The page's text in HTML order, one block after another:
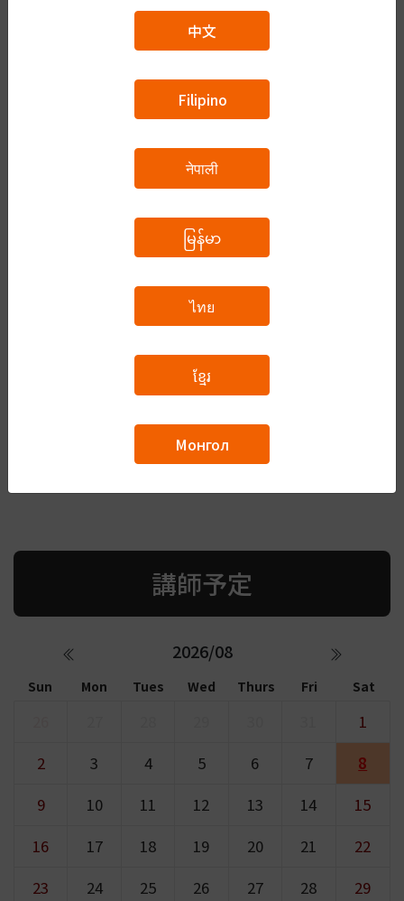
B1（N3~N2）
B2（N2~N1）
C1（N1+）
面接対策
自由な話題
講師予定
2026/08
Sun Mon Tues Wed Thurs Fri Sat
1
2
3 4 5 6 7
8
9
10 11 12 13 14
15
16
17 18 19 20 21
22
23
24 25 26 27 28
29
中文
Filipino
नेपाली
မြန်မာ
ไทย
ខ្មែរ
Монгол